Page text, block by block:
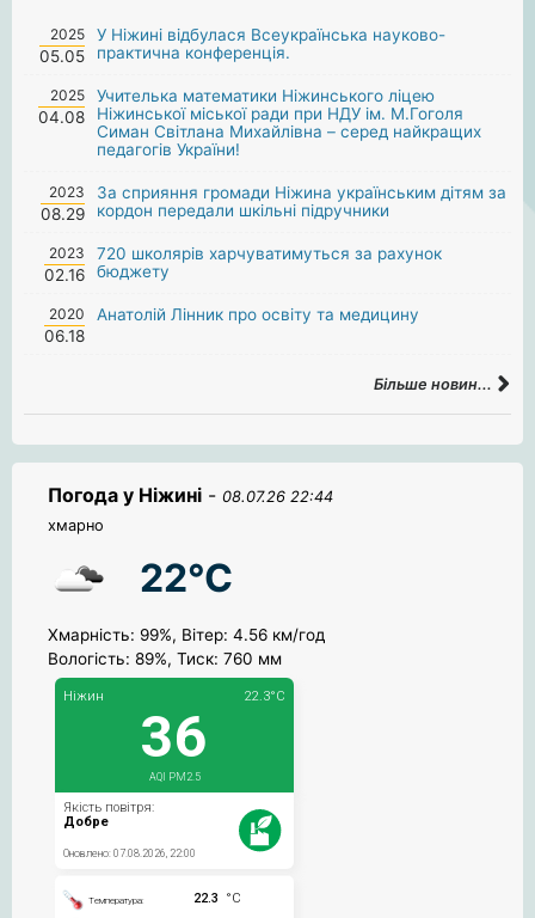
2025
05.05
У Ніжині відбулася Всеукраїнська науково-
практична конференція.
2025
04.08
Учителька математики Ніжинського ліцею
Ніжинської міської ради при НДУ ім. М.Гоголя
Симан Світлана Михайлівна – серед найкращих
педагогів України!
2023
08.29
За сприяння громади Ніжина українським дітям за
кордон передали шкільні підручники
2023
02.16
720 школярів харчуватимуться за рахунок
бюджету
2020
06.18
Анатолій Лінник про освіту та медицину
Більше новин...
Погода у Ніжині - 08.07.26 22:44
хмарно
22°C
Хмарність: 99%, Вітер: 4.56 км/год
Вологість: 89%, Тиск: 760 мм